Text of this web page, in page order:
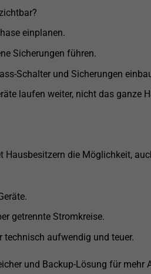
einplanen.
Sicherungen führen.
Schalter und Sicherungen
laufen weiter, nicht das ganze
Hausbesitzern die Möglichkeit,
getrennte Stromkreise.
aufwendig und teuer.
und Backup-Lösung für mehr